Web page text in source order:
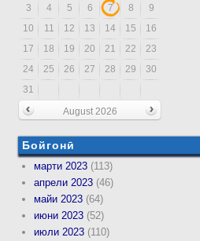
3
4 5 6 7 8
9
10
11 12 13 14 15
16
17
18 19 20 21 22
23
24
25 26 27 28 29
30
31
August 2026
Бойгонӣ
марти 2023 (113)
апрели 2023 (46)
майи 2023 (64)
июни 2023 (52)
июли 2023 (110)